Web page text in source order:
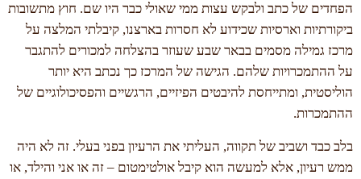
הפחדים של כתב ולבקש עצות ממי שאולי כבר היו שם. חוץ מתשובות
ביקורתיות וארסיות שכידוע לא חסרות בארצנו, קיבלתי המלצה על
מרכז גמילה מסמים בבאר שבע שעוזר בהצלחה למכורים להתגבר
על ההתמכרויות שלהם. הגישה של המרכז כך נכתב היא יותר
הוליסטית, ומתייחסת להיבטים הפיזיים, הרגשיים והפסיכולוגיים של
ההתמכרות.
בלב כבד ושביב של תקווה, העליתי את הרעיון בפני בעלי. זה לא היה
ממש רעיון, אלא למעשה הוא קיבל אולטימטום – זה או אני והילד, או